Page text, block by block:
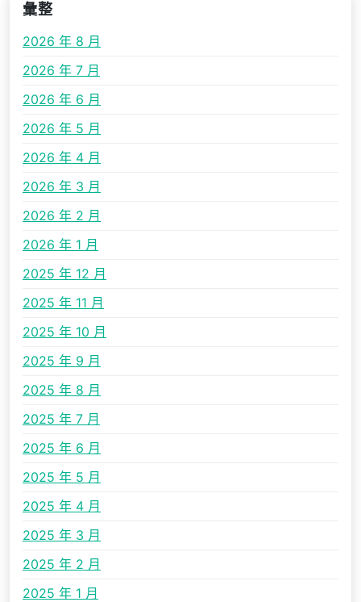
彙整
2026 年 8 月
2026 年 7 月
2026 年 6 月
2026 年 5 月
2026 年 4 月
2026 年 3 月
2026 年 2 月
2026 年 1 月
2025 年 12 月
2025 年 11 月
2025 年 10 月
2025 年 9 月
2025 年 8 月
2025 年 7 月
2025 年 6 月
2025 年 5 月
2025 年 4 月
2025 年 3 月
2025 年 2 月
2025 年 1 月